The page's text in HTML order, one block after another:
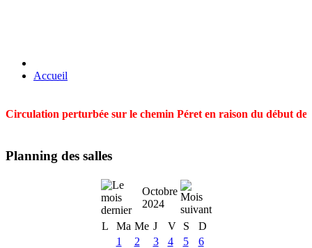
Accueil
Circulation perturbée sur le chemin Péret en raison du début
Planning des salles
Octobre
2024
L
Ma Me J V S
D
1
2 3 4 5
6